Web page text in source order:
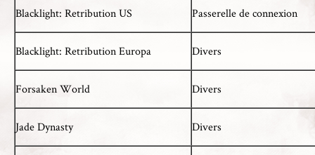
Blacklight: Retribution US Passerelle de connexion
Blacklight: Retribution Europa Divers
Forsaken World Divers
Jade Dynasty Divers